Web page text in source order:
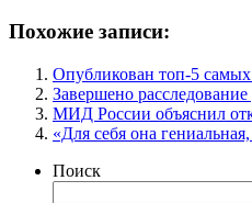
Похожие записи:
Опубликован топ-5 самых
Завершено
МИД России объяснил
«Для себя она
Поиск